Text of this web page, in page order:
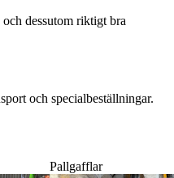
dessutom riktigt bra
och specialbeställningar.